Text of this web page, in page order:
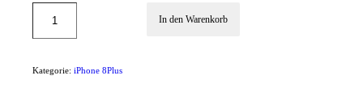
In den Warenkorb
Kategorie:iPhone 8Plus